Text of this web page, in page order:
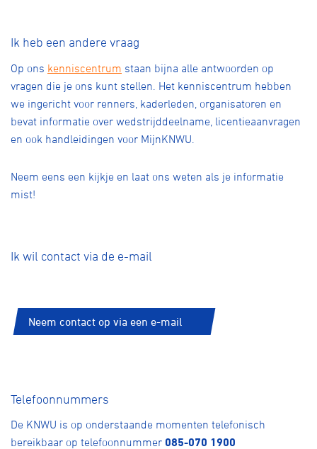
Ik heb een andere vraag
Op ons kenniscentrum staan bijna alle antwoorden op
vragen die je ons kunt stellen. Het kenniscentrum hebben
we ingericht voor renners, kaderleden, organisatoren en
bevat informatie over wedstrijddeelname, licentieaanvragen
en ook handleidingen voor MijnKNWU.
Neem eens een kijkje en laat ons weten als je informatie
mist!
Ik wil contact via de e-mail
Neem contact op via een e-mail
Telefoonnummers
De KNWU is op onderstaande momenten telefonisch
bereikbaar op telefoonnummer 085-070 1900